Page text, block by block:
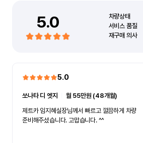
5.0 차량상태
서비스 품질
재구매 의사
5.0
쏘나타 디 엣지
월 55만원 (48개월)
제트카 임지혜실장님께서 빠르고 깔끔하게 차량
준비해주셨습니다. 고맙습니다. ^^